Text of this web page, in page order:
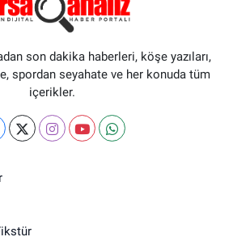
son dakika haberleri, köşe yazıları,
spordan seyahate ve her konuda tüm
içerikler.